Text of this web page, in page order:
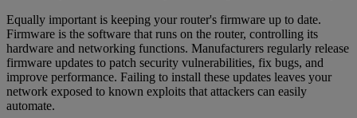
Equally important is keeping your router's firmware up to date.
Firmware is the software that runs on the router, controlling its
hardware and networking functions. Manufacturers regularly release
firmware updates to patch security vulnerabilities, fix bugs, and
improve performance. Failing to install these updates leaves your
network exposed to known exploits that attackers can easily
automate.